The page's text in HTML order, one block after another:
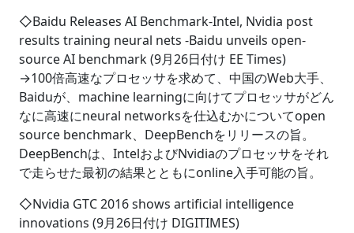
◇Baidu Releases AI Benchmark-Intel, Nvidia post
results training neural nets -Baidu unveils open-
source AI benchmark (9月26日付け EE Times)
→100倍高速なプロセッサを求めて、中国のWeb大手、
Baiduが、machine learningに向けてプロセッサがどん
なに高速にneural networksを仕込むかについてopen
source benchmark、DeepBenchをリリースの旨。
DeepBenchは、IntelおよびNvidiaのプロセッサをそれ
で走らせた最初の結果とともにonline入手可能の旨。
◇Nvidia GTC 2016 shows artificial intelligence
innovations (9月26日付け DIGITIMES)